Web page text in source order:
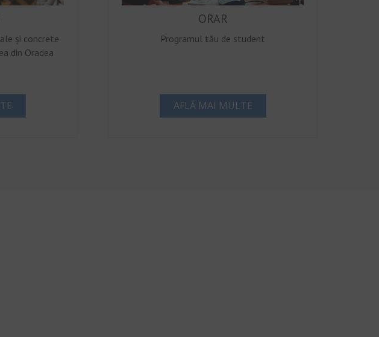
și concrete
din Oradea
ORAR
Programul tău de student
AFLĂ MAI MULTE